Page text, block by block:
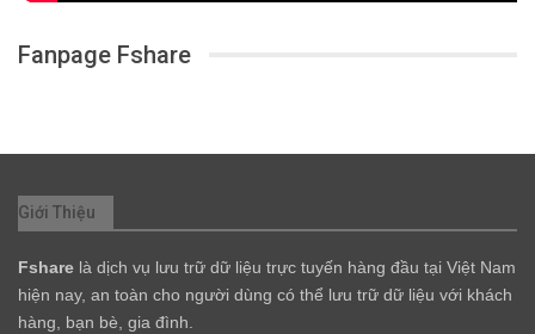
Fanpage Fshare
Giới Thiệu
Fshare là dịch vụ lưu trữ dữ liệu trực tuyến hàng đầu tại Việt Nam
hiện nay, an toàn cho người dùng có thể lưu trữ dữ liệu với khách
hàng, bạn bè, gia đình.